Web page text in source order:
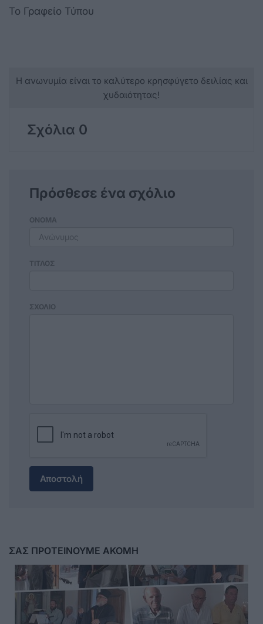
Το Γραφείο Τύπου
Η ανωνυμία είναι το καλύτερο κρησφύγετο δειλίας και
χυδαιότητας!
Σχόλια 0
Πρόσθεσε ένα σχόλιο
ΟΝΟΜΑ
ΤΙΤΛΟΣ
ΣΧΟΛΙΟ
Αποστολή
ΣΑΣ ΠΡΟΤΕΙΝΟΥΜΕ ΑΚΟΜΗ